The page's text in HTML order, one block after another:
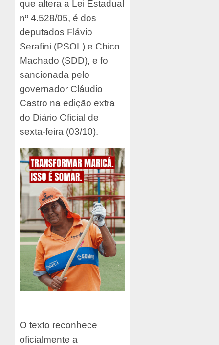
que altera a Lei Estadual
nº 4.528/05, é dos
deputados Flávio
Serafini (PSOL) e Chico
Machado (SDD), e foi
sancionada pelo
governador Cláudio
Castro na edição extra
do Diário Oficial de
sexta-feira (03/10).
O texto reconhece
oficialmente a